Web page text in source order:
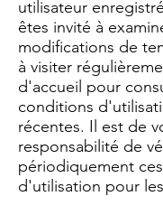
utilisateur
êtes invité à
modifications de
à visiter
d'accueil pour
conditions
récentes. Il est de
responsabilité de
périodiquement
d'utilisation pour